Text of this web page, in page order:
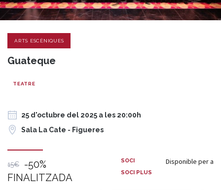
ARTS ESCÈNIQUES
Guateque
TEATRE
25 d'octubre del 2025 a les 20:00h
Sala La Cate - Figueres
15€
-50%
FINALITZADA
Disponible per a
SOCI
SOCI PLUS